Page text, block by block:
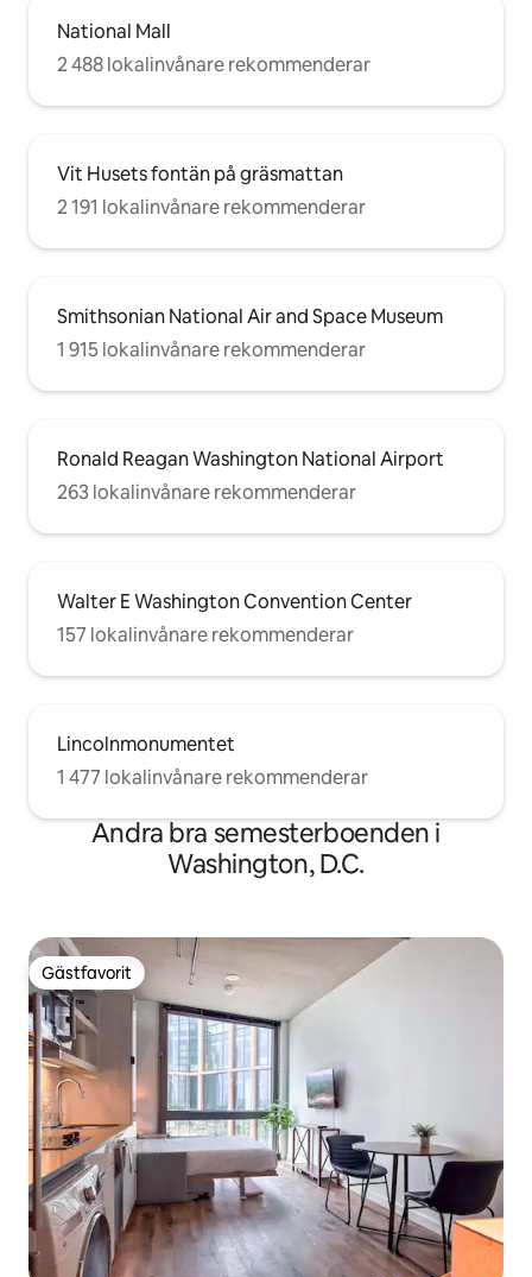
National Mall
2 488 lokalinvånare rekommenderar
Vit Husets fontän på gräsmattan
2 191 lokalinvånare rekommenderar
Smithsonian National Air and Space Museum
1 915 lokalinvånare rekommenderar
Ronald Reagan Washington National Airport
263 lokalinvånare rekommenderar
Walter E Washington Convention Center
157 lokalinvånare rekommenderar
Lincolnmonumentet
1 477 lokalinvånare rekommenderar
Andra bra semesterboenden i
Washington, D.C.
Gästfavorit
Gästfavorit